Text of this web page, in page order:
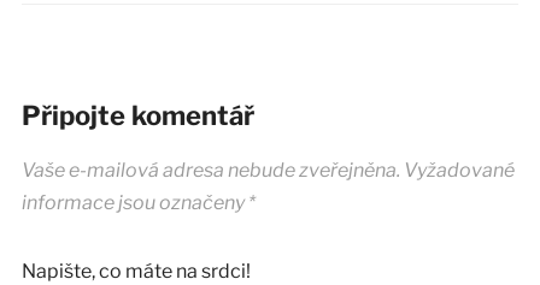
Připojte komentář
Vaše e-mailová adresa nebude zveřejněna. Vyžadované
informace jsou označeny*
Napište, co máte na srdci!